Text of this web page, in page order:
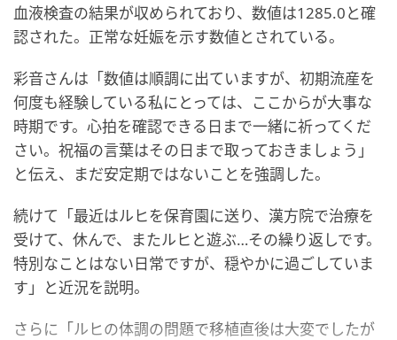
血液検査の結果が収められており、数値は1285.0と確
認された。正常な妊娠を示す数値とされている。
彩音さんは「数値は順調に出ていますが、初期流産を
何度も経験している私にとっては、ここからが大事な
時期です。心拍を確認できる日まで一緒に祈ってくだ
さい。祝福の言葉はその日まで取っておきましょう」
と伝え、まだ安定期ではないことを強調した。
続けて「最近はルヒを保育園に送り、漢方院で治療を
受けて、休んで、またルヒと遊ぶ…その繰り返しです。
特別なことはない日常ですが、穏やかに過ごしていま
す」と近況を説明。
さらに「ルヒの体調の問題で移植直後は大変でしたが